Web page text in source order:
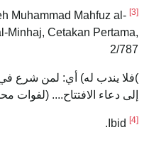
[3]
Muhammad Mahfuz al-
Minhaj, Cetakan Pertama,
2/787
)فلا يندب له) أي: لمن شرع في
إلى دعاء الافتتاح.... (لفوات
[4]